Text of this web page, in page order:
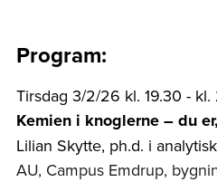
Program:
Tirsdag 3/2/26 kl. 19.30 - kl.
Kemien i knoglerne – du
Lilian Skytte, ph.d. i
AU, Campus Emdrup,